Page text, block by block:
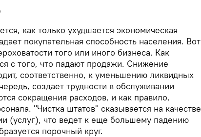
как только ухудшается экономическая
покупательная способность населения. Вот
того или иного бизнеса. Как
с того, что падают продажи. Снижение
соответственно, к уменьшению ликвидных
создает трудности в обслуживании
сокращения расходов, и как правило,
"Чистка штатов" сказывается на качестве
(услуг), что ведет к еще большему падению
порочный круг.